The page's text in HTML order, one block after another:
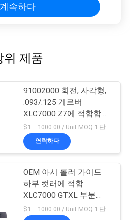
계속하다
위 제품
91002000 회전, 사각형,
.093/.125 게르버
XLC7000 Z7에 적합합니
다
$1 – 1000.00 / Unit MOQ:1 단위/단위 Negociate
연락하다
OEM 아시 롤러 가이드
하부 컷러에 적합
XLC7000 GTXL 부분
94065000
$1 – 1000.00 / Unit MOQ:1 단위/단위 Negociate